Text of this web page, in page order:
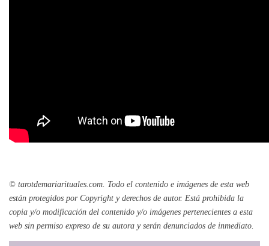
© tarotdemariarituales.com. Todo el contenido e imágenes de esta web
están protegidos por Copyright y derechos de autor. Está prohibida la
copia y/o modificación del contenido y/o imágenes pertenecientes a esta
web sin permiso expreso de su autora y serán denunciados de inmediato.